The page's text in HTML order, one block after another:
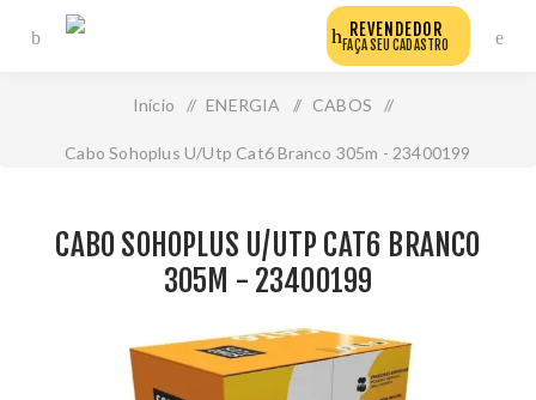
REVENDEDOR
FAÇA SEU CADASTRO
Início / ENERGIA / CABOS /
Cabo Sohoplus U/Utp Cat6 Branco 305m - 23400199
CABO SOHOPLUS U/UTP CAT6 BRANCO
305M - 23400199